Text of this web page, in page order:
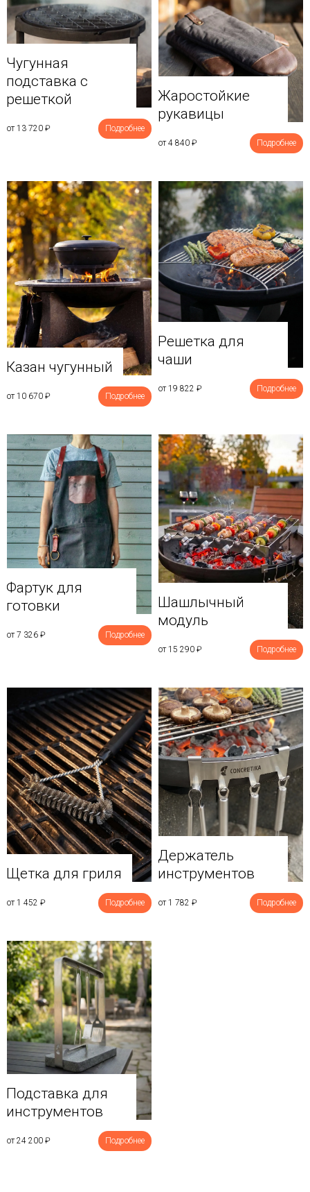
Чугунная
подставка с
решеткой
от 13 720 ₽ Подробнее
Жаростойкие
рукавицы
от 4 840 ₽ Подробнее
Казан чугунный
от 10 670 ₽ Подробнее
Решетка для
чаши
от 19 822 ₽ Подробнее
Фартук для
готовки
от 7 326 ₽ Подробнее
Шашлычный
модуль
от 15 290 ₽ Подробнее
Щетка для гриля
от 1 452 ₽ Подробнее
Держатель
инструментов
от 1 782 ₽ Подробнее
Подставка для
инструментов
от 24 200 ₽ Подробнее